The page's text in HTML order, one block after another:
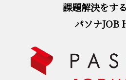
課題解決をする
パソナJOB